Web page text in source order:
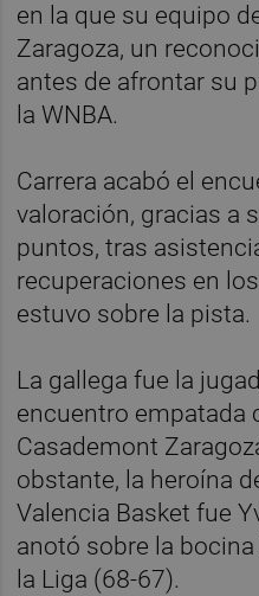
en la que su equipo
Zaragoza, un
antes de afrontar su
la WNBA.
Carrera acabó el
valoración, gracias a
puntos, tras
recuperaciones en
estuvo sobre la pista.
La gallega fue la
encuentro empatada
Casademont
obstante, la heroína
Valencia Basket fue
anotó sobre la
la Liga (68-67).